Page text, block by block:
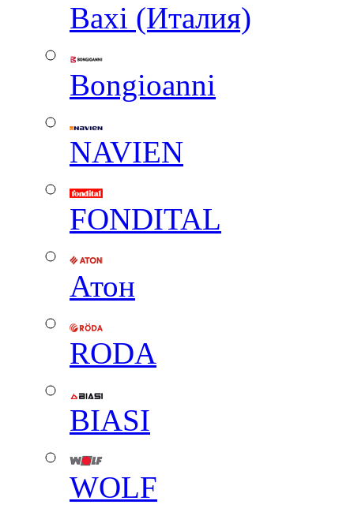
Baxi (Италия)
Вongioanni
NAVIEN
FONDITAL
Атон
RODA
BIASI
WOLF